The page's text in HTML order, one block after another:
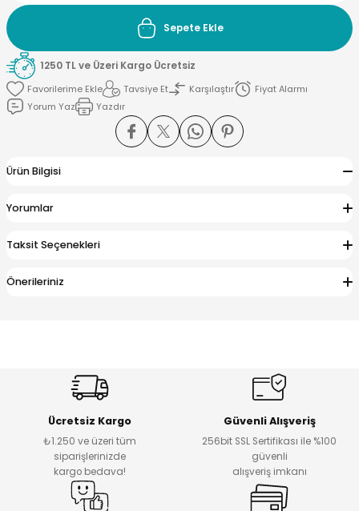
Sepete Ekle
1250 TL ve Üzeri Kargo Ücretsiz
Tavsiye Et
Karşılaştır
Fiyat Alarmı
Yorum Yaz
Yazdır
Ürün Bilgisi
Yorumlar
Taksit Seçenekleri
Önerileriniz
Ücretsiz Kargo
₺1.250 ve üzeri tüm
siparişlerinizde
kargo bedava!
Güvenli Alışveriş
256bit SSL Sertifikası ile %100
güvenli
alışveriş imkanı